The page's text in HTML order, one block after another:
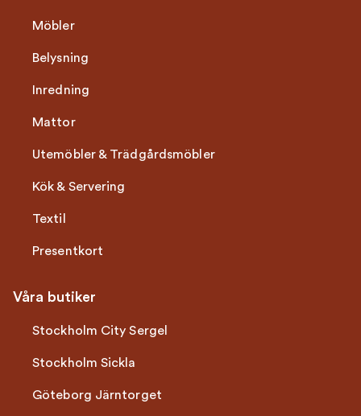
Möbler
Belysning
Inredning
Mattor
Utemöbler & Trädgårdsmöbler
Kök & Servering
Textil
Presentkort
Våra butiker
Stockholm City Sergel
Stockholm Sickla
Göteborg Järntorget